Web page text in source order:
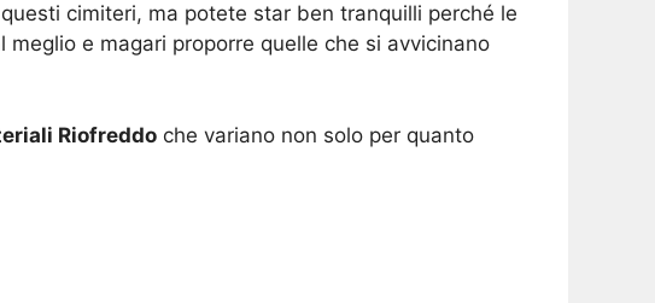
cimiteri, ma potete star ben tranquilli perché le
e magari proporre quelle che si avvicinano
Riofreddo che variano non solo per quanto